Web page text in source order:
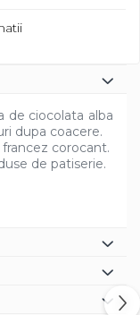
de ciocolata alba
dupa coacere.
corocant.
de patiserie.